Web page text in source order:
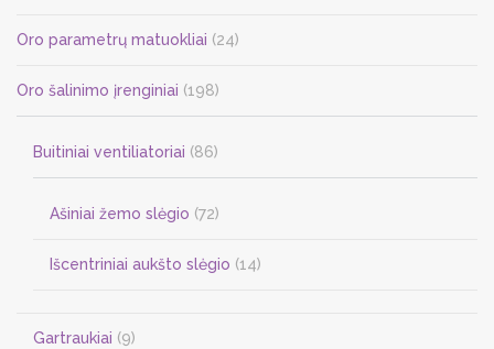
Oro parametrų matuokliai (24)
Oro šalinimo įrenginiai (198)
Buitiniai ventiliatoriai (86)
Ašiniai žemo slėgio (72)
Išcentriniai aukšto slėgio (14)
Gartraukiai (9)